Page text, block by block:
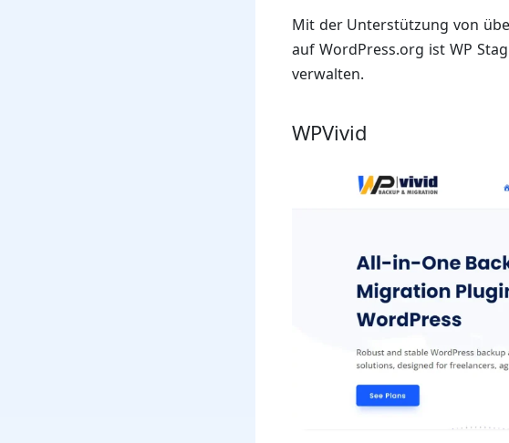
Mit der Unterstützung von
auf WordPress.org ist WP
verwalten.
WPVivid